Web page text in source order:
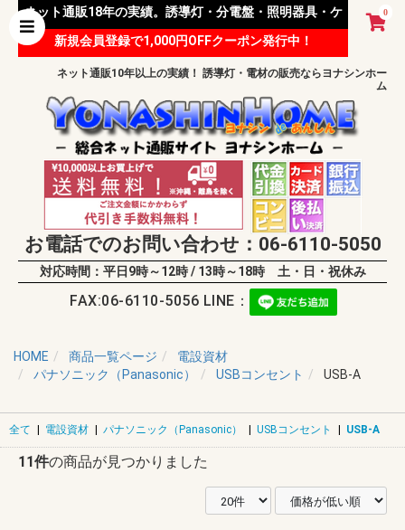
0
ネット通販18年の実績。誘導灯・分電盤・照明器具・ケ
ーブル等 様々な資材を取り扱っています。
新規会員登録で1,000円OFFクーポン発行中！
ネット通販10年以上の実績！ 誘導灯・電材の販売ならヨナシンホー
ム
お電話でのお問い合わせ：06-6110-5050
対応時間：平日9時～12時 / 13時～18時 土・日・祝休み
FAX:06-6110-5056 LINE：
HOME 商品一覧ページ
電設資材
パナソニック（Panasonic）
USBコンセント USB-A
全て | 電設資材 | パナソニック（Panasonic） | USBコンセント | USB-A
11件の商品が見つかりました